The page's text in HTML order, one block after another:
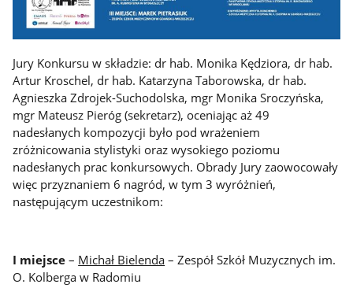
Jury Konkursu w składzie: dr hab. Monika Kędziora, dr hab.
Artur Kroschel, dr hab. Katarzyna Taborowska, dr hab.
Agnieszka Zdrojek-Suchodolska, mgr Monika Sroczyńska,
mgr Mateusz Pieróg (sekretarz), oceniając aż 49
nadesłanych kompozycji było pod wrażeniem
zróżnicowania stylistyki oraz wysokiego poziomu
nadesłanych prac konkursowych. Obrady Jury zaowocowały
więc przyznaniem 6 nagród, w tym 3 wyróżnień,
następującym uczestnikom:
I miejsce – Michał Bielenda – Zespół Szkół Muzycznych im.
O. Kolberga w Radomiu